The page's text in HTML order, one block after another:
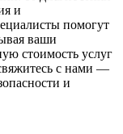
и
помогут
ваши
стоимость услуг
с нами —
и